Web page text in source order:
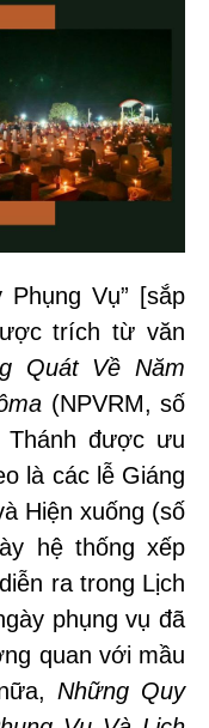
Phụng Vụ” [sắp
trích từ văn
Quát Về Năm
(NPVRM, số
được ưu
là các lễ Giáng
Hiện xuống (số
hệ thống xếp
ra trong Lịch
phụng vụ đã
quan với mầu
Những Quy